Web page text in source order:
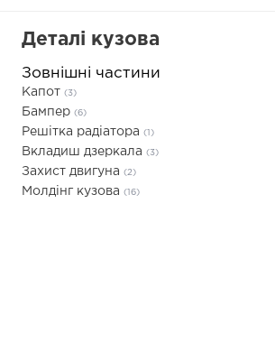
Деталі кузова
Зовнішні частини
Капот (3)
Бампер (6)
Решітка радіатора (1)
Вкладиш дзеркала (3)
Захист двигуна (2)
Молдінг кузова (16)